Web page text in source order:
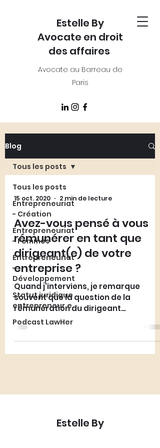
Estelle By
Avocate en droit
des affaires
Avocate au Barreau de
Paris
Blog
Tous les posts
Entrepreneuriat
- Création
Entrepreneuriat
- Femmes
Entrepreneuriat
-
Développement
Statut juridique
entrepreneur.e
Podcast LawHer
Tous les posts
15 oct. 2020 2 min de lecture
Avez-vous pensé à vous
rémunérer en tant que
dirigeant(e) de votre
entreprise ?
Quand j'interviens, je remarque
souvent que la question de la
rémunération du dirigeant
d’entreprise n'est pas forcément
abordée
Estelle By